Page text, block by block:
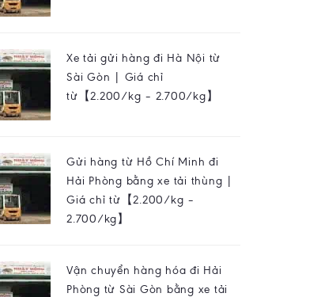
Xe tải gửi hàng đi Hà Nội từ
Sài Gòn | Giá chỉ
từ【2.200/kg – 2.700/kg】
Gửi hàng từ Hồ Chí Minh đi
Hải Phòng bằng xe tải thùng |
Giá chỉ từ【2.200/kg –
2.700/kg】
Vận chuyển hàng hóa đi Hải
Phòng từ Sài Gòn bằng xe tải